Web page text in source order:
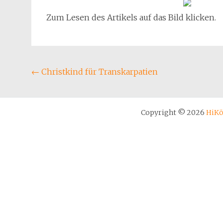
Zum Lesen des Artikels auf das Bild klicken.
Beitragsnavigation
← Christkind für Transkarpatien
Copyright © 2026